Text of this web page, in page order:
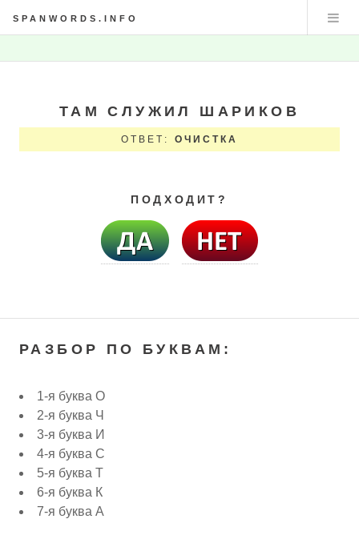
SPANWORDS.INFO
ТАМ СЛУЖИЛ ШАРИКОВ
ОТВЕТ: ОЧИСТКА
ПОДХОДИТ?
РАЗБОР ПО БУКВАМ:
1-я буква О
2-я буква Ч
3-я буква И
4-я буква С
5-я буква Т
6-я буква К
7-я буква А